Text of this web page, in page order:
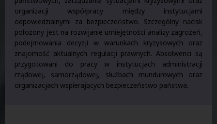
organizacji współpracy między instytucjami
odpowiedzialnymi za bezpieczeństwo. Szczególny nacisk
położony jest na rozwijanie umiejętności analizy zagrożeń,
podejmowania decyzji w warunkach kryzysowych oraz
znajomość aktualnych regulacji prawnych. Absolwenci są
przygotowani do pracy w instytucjach administracji
rządowej, samorządowej, służbach mundurowych oraz
organizacjach wspierających bezpieczeństwo państwa.